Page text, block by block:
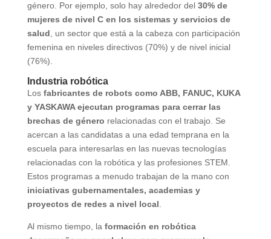
género. Por ejemplo, solo hay alrededor del 30% de
mujeres de nivel C en los sistemas y servicios de
salud , un sector que está a la cabeza con participación
femenina en niveles directivos (70%) y de nivel inicial
(76%).
Industria robótica
Losfabricantes de robots como ABB, FANUC, KUKA
y YASKAWA ejecutan programas para cerrar las
brechas de género relacionadas con el trabajo. Se
acercan a las candidatas a una edad temprana en la
escuela para interesarlas en las nuevas tecnologías
relacionadas con la robótica y las profesiones STEM.
Estos programas a menudo trabajan de la mano con
iniciativas gubernamentales, academias y
proyectos de redes a nivel local
Al mismo tiempo, la formación en robótica